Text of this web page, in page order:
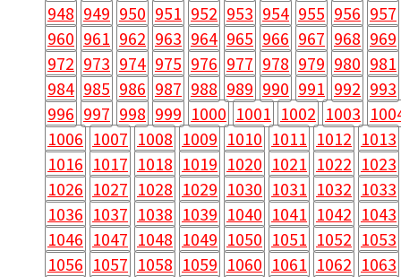
948 949 950 951 952 953 954 955 956 957
960 961 962 963 964 965 966 967 968 969
972 973 974 975 976 977 978 979 980 981
984 985 986 987 988 989 990 991 992 993
996 997 998 999 1000 1001 1002 1003
1006 1007 1008 1009 1010 1011 1012 1013
1016 1017 1018 1019 1020 1021 1022 1023
1026 1027 1028 1029 1030 1031 1032 1033
1036 1037 1038 1039 1040 1041 1042 1043
1046 1047 1048 1049 1050 1051 1052 1053
1056 1057 1058 1059 1060 1061 1062 1063